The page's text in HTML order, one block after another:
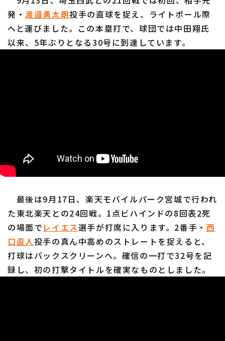
発・渡邉勇太朗投手の直球を捉え、ライトポール際
へと運びました。この本塁打で、球団では中田翔氏
以来、5年ぶりとなる30号に到達しています。
最後は9月17日、楽天モバイルパーク宮城で行われ
た東北楽天との24回戦。1点ビハインドの8回表2死
の場面で レイエス選手が打席に入ります。2番手・ 西
口直人投手の真ん中高めのストレートを捉えると、
打球はバックスクリーンへ。確信の一打で32号を記
録し、初の打撃タイトルを確実なものとしました。